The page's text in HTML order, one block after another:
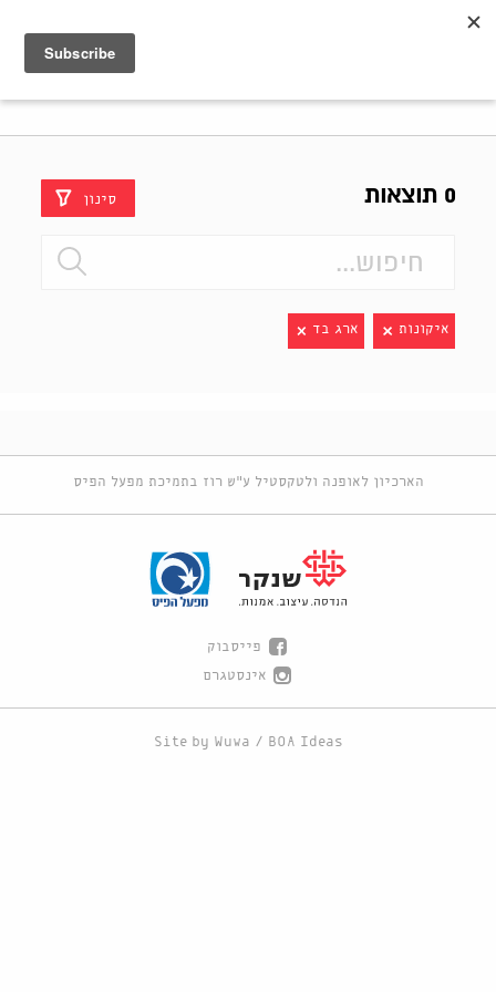
0 תוצאות סינון
איקונות ארג בד
הארכיון לאופנה ולטקסטיל ע"ש רוז בתמיכת מפעל הפיס
פייסבוק
אינסטגרם
Site by Wuwa / BOA Ideas